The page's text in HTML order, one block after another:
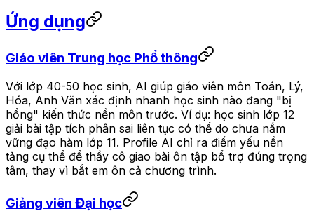
Ứng dụng
Giáo viên Trung học Phổ thông
Với lớp 40-50 học sinh, AI giúp giáo viên môn Toán, Lý,
Hóa, Anh Văn xác định nhanh học sinh nào đang "bị
hổng" kiến thức nền môn trước. Ví dụ: học sinh lớp 12
giải bài tập tích phân sai liên tục có thể do chưa nắm
vững đạo hàm lớp 11. Profile AI chỉ ra điểm yếu nền
tảng cụ thể để thầy cô giao bài ôn tập bổ trợ đúng trọng
tâm, thay vì bắt em ôn cả chương trình.
Giảng viên Đại học